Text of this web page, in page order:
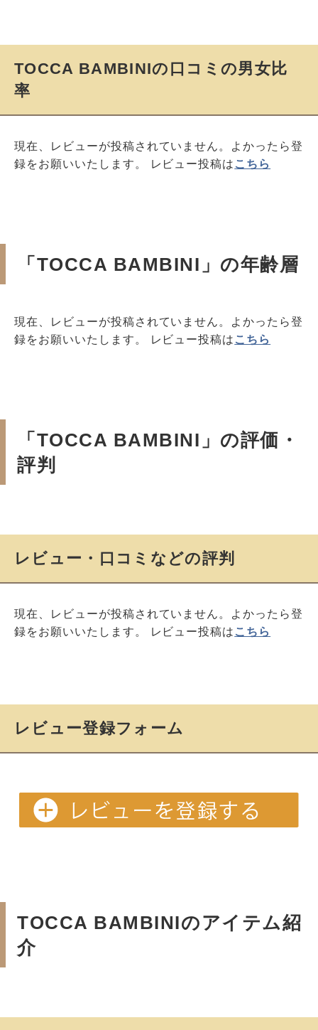
TOCCA BAMBINIの口コミの男女比
率
現在、レビューが投稿されていません。よかったら登
録をお願いいたします。 レビュー投稿は こちら
「TOCCA BAMBINI」の年齢層
現在、レビューが投稿されていません。よかったら登
録をお願いいたします。 レビュー投稿は こちら
「TOCCA BAMBINI」の評価・
評判
レビュー・口コミなどの評判
現在、レビューが投稿されていません。よかったら登
録をお願いいたします。 レビュー投稿は こちら
レビュー登録フォーム
TOCCA BAMBINIのアイテム紹
介